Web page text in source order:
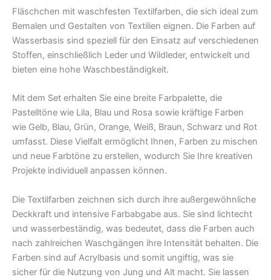
Fläschchen mit waschfesten Textilfarben, die sich ideal zum
Bemalen und Gestalten von Textilien eignen. Die Farben auf
Wasserbasis sind speziell für den Einsatz auf verschiedenen
Stoffen, einschließlich Leder und Wildleder, entwickelt und
bieten eine hohe Waschbeständigkeit.
Mit dem Set erhalten Sie eine breite Farbpalette, die
Pastelltöne wie Lila, Blau und Rosa sowie kräftige Farben
wie Gelb, Blau, Grün, Orange, Weiß, Braun, Schwarz und Rot
umfasst. Diese Vielfalt ermöglicht Ihnen, Farben zu mischen
und neue Farbtöne zu erstellen, wodurch Sie Ihre kreativen
Projekte individuell anpassen können.
Die Textilfarben zeichnen sich durch ihre außergewöhnliche
Deckkraft und intensive Farbabgabe aus. Sie sind lichtecht
und wasserbeständig, was bedeutet, dass die Farben auch
nach zahlreichen Waschgängen ihre Intensität behalten. Die
Farben sind auf Acrylbasis und somit ungiftig, was sie
sicher für die Nutzung von Jung und Alt macht. Sie lassen